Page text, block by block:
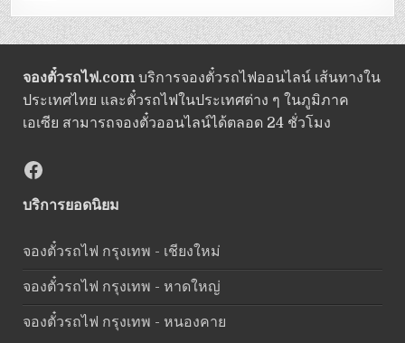
จองตั๋วรถไฟ.comบริการจองตั๋วรถไฟออนไลน์ เส้นทางใน
ประเทศไทย และตั๋วรถไฟในประเทศต่าง ๆ ในภูมิภาค
เอเซีย สามารถจองตั๋วออนไลน์ได้ตลอด 24 ชั่วโมง
Facebook
บริการยอดนิยม
จองตั๋วรถไฟ กรุงเทพ - เชียงใหม่
จองตั๋วรถไฟ กรุงเทพ - หาดใหญ่
จองตั๋วรถไฟ กรุงเทพ - หนองคาย